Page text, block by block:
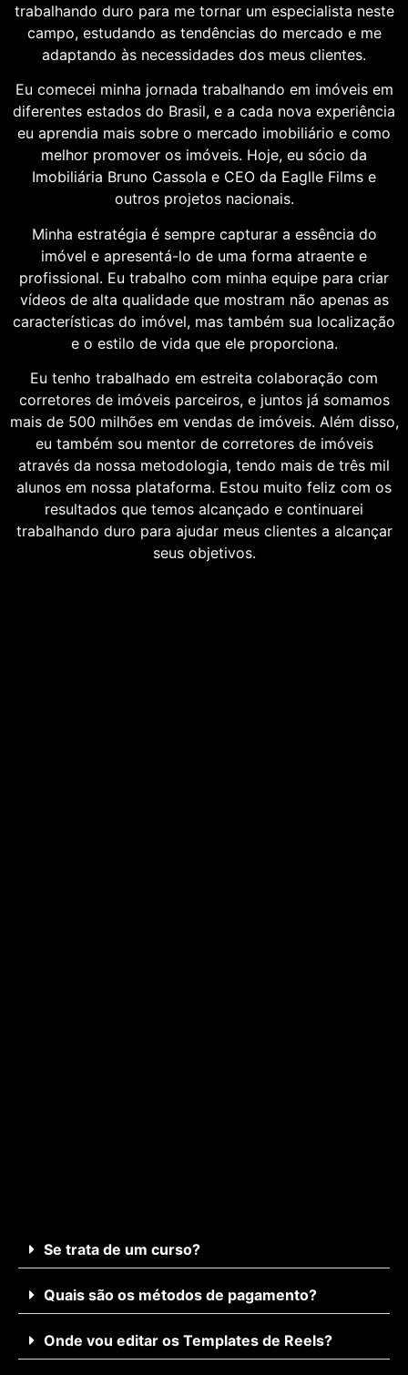
trabalhando duro para me tornar um especialista neste
campo, estudando as tendências do mercado e me
adaptando às necessidades dos meus clientes.
Eu comecei minha jornada trabalhando em imóveis em
diferentes estados do Brasil, e a cada nova experiência
eu aprendia mais sobre o mercado imobiliário e como
melhor promover os imóveis. Hoje, eu sócio da
Imobiliária Bruno Cassola e CEO da Eaglle Films e
outros projetos nacionais.
Minha estratégia é sempre capturar a essência do
imóvel e apresentá-lo de uma forma atraente e
profissional. Eu trabalho com minha equipe para criar
vídeos de alta qualidade que mostram não apenas as
características do imóvel, mas também sua localização
e o estilo de vida que ele proporciona.
Eu tenho trabalhado em estreita colaboração com
corretores de imóveis parceiros, e juntos já somamos
mais de 500 milhões em vendas de imóveis. Além disso,
eu também sou mentor de corretores de imóveis
através da nossa metodologia, tendo mais de três mil
alunos em nossa plataforma. Estou muito feliz com os
resultados que temos alcançado e continuarei
trabalhando duro para ajudar meus clientes a alcançar
seus objetivos.
Se trata de um curso?
Quais são os métodos de pagamento?
Onde vou editar os Templates de Reels?